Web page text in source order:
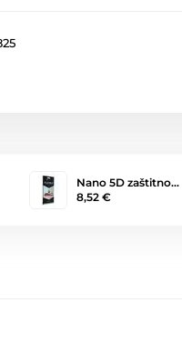
Nano 5D zaštitno…
8,52 €